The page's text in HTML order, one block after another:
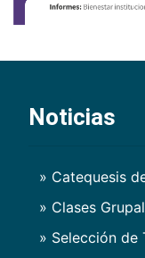
Noticias
» Catequesis
» Clases
» Selección de